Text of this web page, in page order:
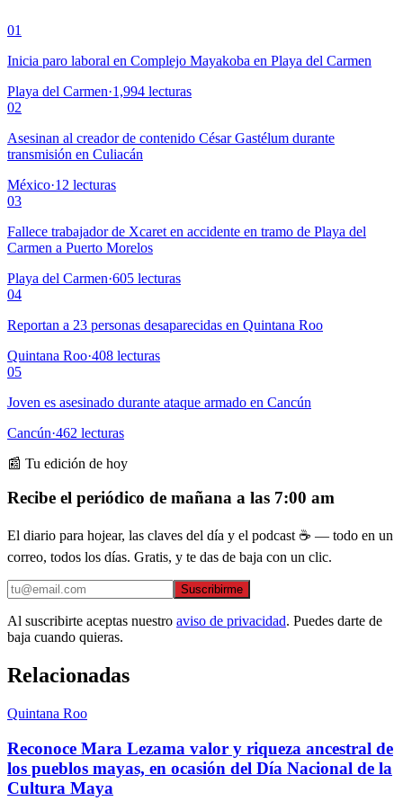
01
Inicia paro laboral en Complejo Mayakoba en Playa del Carmen
Playa del Carmen·1,994 lecturas
02
Asesinan al creador de contenido César Gastélum durante
transmisión en Culiacán
México·12 lecturas
03
Fallece trabajador de Xcaret en accidente en tramo de Playa del
Carmen a Puerto Morelos
Playa del Carmen·605 lecturas
04
Reportan a 23 personas desaparecidas en Quintana Roo
Quintana Roo·408 lecturas
05
Joven es asesinado durante ataque armado en Cancún
Cancún·462 lecturas
📰 Tu edición de hoy
Recibe el periódico de mañana a las 7:00 am
El diario para hojear, las claves del día y el podcast ☕ — todo en un
correo, todos los días. Gratis, y te das de baja con un clic.
Suscribirme
Al suscribirte aceptas nuestro aviso de privacidad. Puedes darte de
baja cuando quieras.
Relacionadas
Quintana Roo
Reconoce Mara Lezama valor y riqueza ancestral de
los pueblos mayas, en ocasión del Día Nacional de la
Cultura Maya